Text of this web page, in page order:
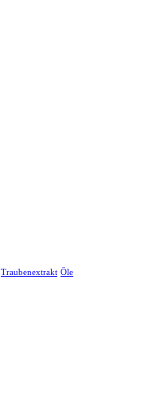
Traubenextrakt Öle